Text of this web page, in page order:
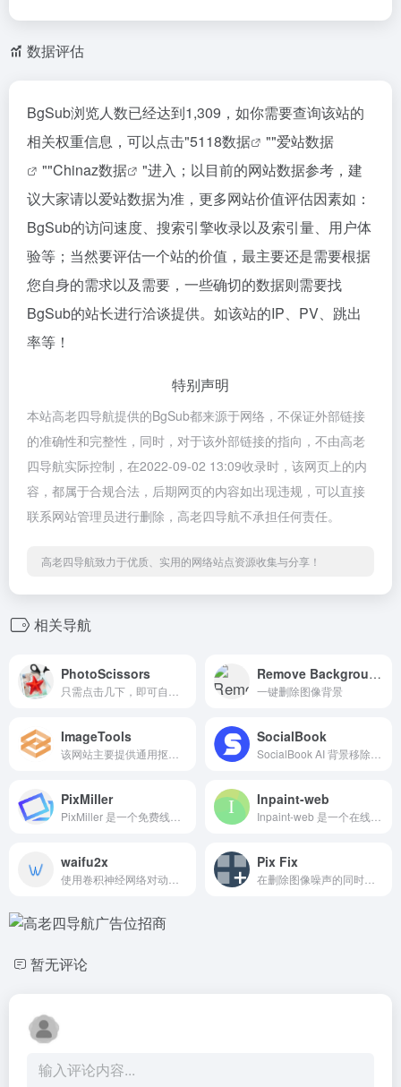
数据评估
BgSub浏览人数已经达到1,309，如你需要查询该站的
相关权重信息，可以点击"5118数据 ""爱站数据
""Chinaz数据
"进入；以目前的网站数据参考，建
议大家请以爱站数据为准，更多网站价值评估因素如：
BgSub的访问速度、搜索引擎收录以及索引量、用户体
验等；当然要评估一个站的价值，最主要还是需要根据
您自身的需求以及需要，一些确切的数据则需要找
BgSub的站长进行洽谈提供。如该站的IP、PV、跳出
率等！
特别声明
本站高老四导航提供的BgSub都来源于网络，不保证外部链接
的准确性和完整性，同时，对于该外部链接的指向，不由高老
四导航实际控制，在2022-09-02 13:09收录时，该网页上的内
容，都属于合规合法，后期网页的内容如出现违规，可以直接
联系网站管理员进行删除，高老四导航不承担任何责任。
高老四导航致力于优质、实用的网络站点资源收集与分享！
相关导航
PhotoScissors Remove Background
一键删除图像背景
ImageTools SocialBook
PixMiller Inpaint-web
waifu2x Pix Fix
暂无评论